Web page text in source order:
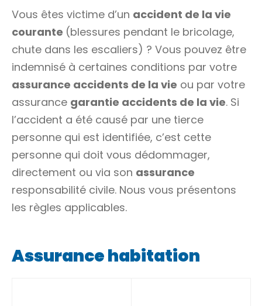
Vous êtes victime d’un accident de la vie
courante (blessures pendant le bricolage,
chute dans les escaliers) ? Vous pouvez être
indemnisé à certaines conditions par votre
assurance accidents de la vie ou par votre
assurance garantie accidents de la vie. Si
l’accident a été causé par une tierce
personne qui est identifiée, c’est cette
personne qui doit vous dédommager,
directement ou via son assurance
responsabilité civile. Nous vous présentons
les règles applicables.
Assurance habitation